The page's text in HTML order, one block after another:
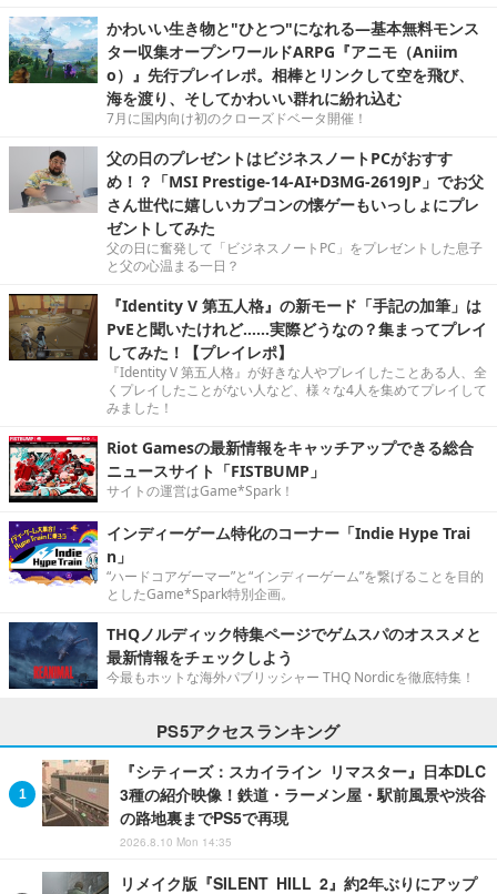
かわいい生き物と"ひとつ"になれる―基本無料モンス
ター収集オープンワールドARPG『アニモ（Aniim
o）』先行プレイレポ。相棒とリンクして空を飛び、
海を渡り、そしてかわいい群れに紛れ込む
7月に国内向け初のクローズドベータ開催！
父の日のプレゼントはビジネスノートPCがおすす
め！？「MSI Prestige-14-AI+D3MG-2619JP」でお父
さん世代に嬉しいカプコンの懐ゲーもいっしょにプレ
ゼントしてみた
父の日に奮発して「ビジネスノートPC」をプレゼントした息子
と父の心温まる一日？
『Identity V 第五人格』の新モード「手記の加筆」は
PvEと聞いたけれど……実際どうなの？集まってプレイ
してみた！【プレイレポ】
『Identity V 第五人格』が好きな人やプレイしたことある人、全
くプレイしたことがない人など、様々な4人を集めてプレイして
みました！
Riot Gamesの最新情報をキャッチアップできる総合
ニュースサイト「FISTBUMP」
サイトの運営はGame*Spark！
インディーゲーム特化のコーナー「Indie Hype Trai
n」
“ハードコアゲーマー”と“インディーゲーム”を繋げることを目的
としたGame*Spark特別企画。
THQノルディック特集ページでゲムスパのオススメと
最新情報をチェックしよう
今最もホットな海外パブリッシャー THQ Nordicを徹底特集！
PS5アクセスランキング
『シティーズ：スカイライン リマスター』日本DLC
3種の紹介映像！鉄道・ラーメン屋・駅前風景や渋谷
の路地裏までPS5で再現
2026.8.10 Mon 14:35
リメイク版『SILENT HILL 2』約2年ぶりにアップ